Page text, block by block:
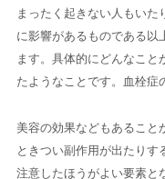
まったく起きない人もい
に影響があるものである以
ます。具体的にどんなこと
たようなことです。血栓症
美容の効果などもあること
ときつい副作用が出たりす
注意したほうがよい要素と